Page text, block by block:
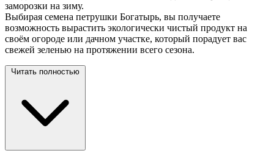
заморозки на зиму.
Выбирая семена петрушки Богатырь, вы получаете
возможность вырастить экологически чистый продукт на
своём огороде или дачном участке, который порадует вас
свежей зеленью на протяжении всего сезона.
Читать полностью